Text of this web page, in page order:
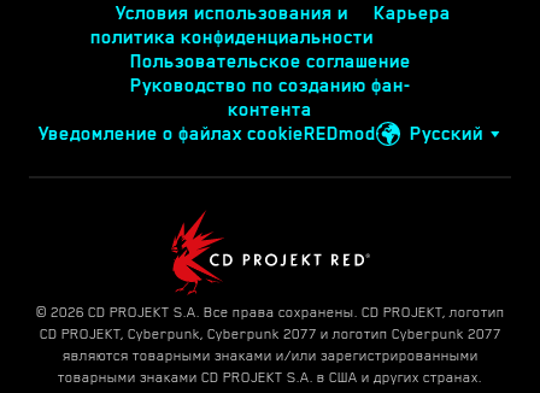
Условия использования и
политика конфиденциальности
Карьера
Пользовательское соглашение
Руководство по созданию фан-
контента
Уведомление о файлах cookieREDmod Русский
© 2026 CD PROJEKT S.A. Все права сохранены. CD PROJEKT, логотип
CD PROJEKT, Cyberpunk, Cyberpunk 2077 и логотип Cyberpunk 2077
являются товарными знаками и/или зарегистрированными
товарными знаками CD PROJEKT S.A. в США и других странах.